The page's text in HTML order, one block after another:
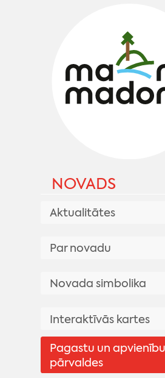
NOVADS
Aktualitātes
Aktualitātes
Madonas Novada
Par novadu
Priekšsēdētāja uzruna
Madonas pilsētas
Vēsturisko foto
Novada simbolika
Madonas novada
Madonas novada
identitāte
Madonas novada
Interaktīvās kartes
Pagastu un apvienību
pārvaldes